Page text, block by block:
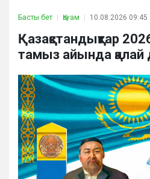
Басты бет Қоғам 10.08.2026 09:45
Қазақстандықтар
тамыз айында